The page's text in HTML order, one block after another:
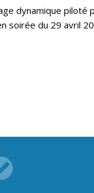
dynamique piloté
soirée du 29 avril